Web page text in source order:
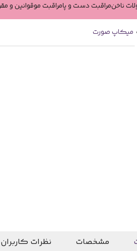
ناخنمراقبت دست و پامراقبت موقوانین و
میکاپ صورت
مشخصات نظرات کاربران